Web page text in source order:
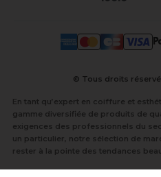
© Tous droits
En tant qu’expert en coiffure et
gamme diversifiée de produits de
exigences des professionnels du
un particulier, notre sélection de
rester à la pointe des tendances